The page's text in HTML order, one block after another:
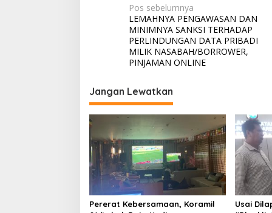
N
a
v
i
a
s
i
p
o
s
Pos sebelumnya
LEMAHNYA PENGAWASAN DAN
MINIMNYA SANKSI TERHADAP
PERLINDUNGAN DATA PRIBADI
MILIK NASABAH/BORROWER,
PINJAMAN ONLINE
Jangan Lewatkan
Pererat Kebersamaan, Koramil
Usai